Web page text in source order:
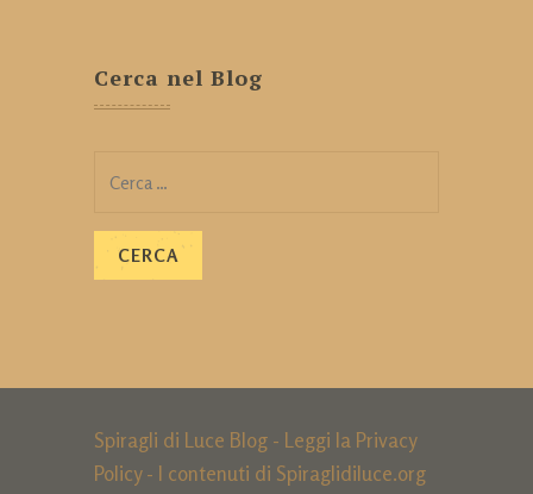
Cerca nel Blog
Spiragli di Luce Blog - Leggi la Privacy
Policy- I contenuti di Spiraglidiluce.org